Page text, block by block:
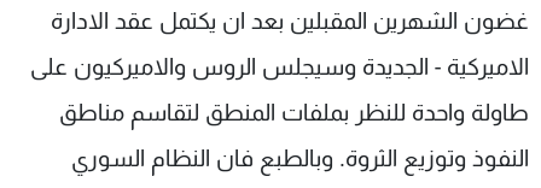
غضون الشهرين المقبلين بعد ان يكتمل عقد الادارة
الاميركية - الجديدة وسيجلس الروس والاميركيون على
طاولة واحدة للنظر بملفات المنطق لتقاسم مناطق
النفوذ وتوزيع الثروة. وبالطبع فان النظام السوري
منوعات رياضة
كأس العالم